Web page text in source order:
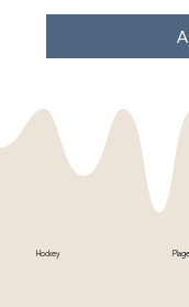
Hockey